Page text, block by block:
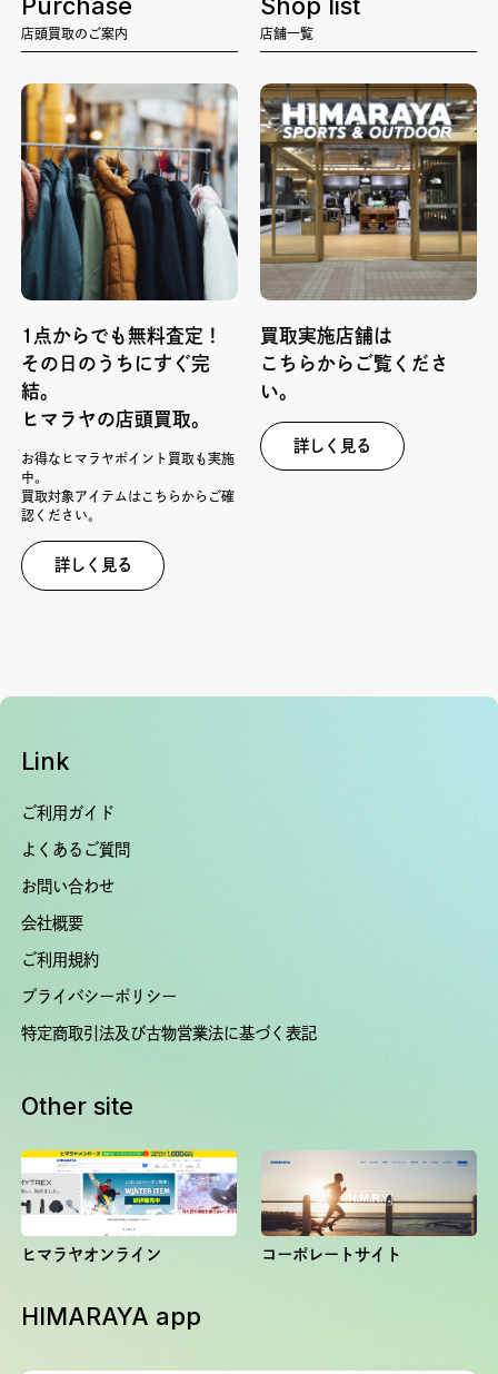
店頭買取のご案内
1点からでも無料査定！
その日のうちにすぐ完
結。
ヒマラヤの店頭買取。
お得なヒマラヤポイント買取も実施
中。
買取対象アイテムはこちらからご確
認ください。
詳しく見る
店舗一覧
買取実施店舗は
こちらからご覧くださ
い。
詳しく見る
Link
ご利用ガイド
よくあるご質問
お問い合わせ
会社概要
ご利用規約
プライバシーポリシー
特定商取引法及び古物営業法に基づく表記
Other site
ヒマラヤオンライン コーポレートサイト
HIMARAYA app